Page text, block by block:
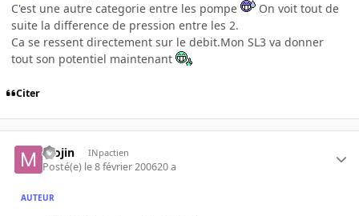
C'est une autre categorie entre les pompe
On voit tout de
suite la difference de pression entre les 2.
Ca se ressent directement sur le debit.Mon SL3 va donner
tout son potentiel maintenant
Citer
mojin INpactien
Posté(e) le 8 février 200620 a
AUTEUR